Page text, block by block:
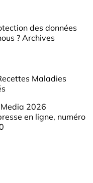
des données
? Archives
Maladies
2026
en ligne, numéro